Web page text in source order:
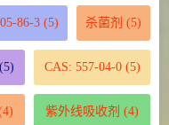
86-3(5) 杀菌剂 (5)
(5) CAS: 557-04-0(5)
紫外线吸收剂 (4)